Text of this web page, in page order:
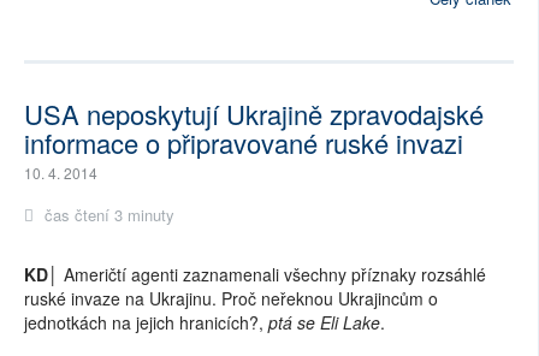
USA neposkytují Ukrajině zpravodajské
informace o připravované ruské invazi
10. 4. 2014
čas čtení 3 minuty
KD│
Američtí agenti zaznamenali všechny příznaky rozsáhlé
ruské invaze na Ukrajinu. Proč neřeknou Ukrajincům o
jednotkách na jejich hranicích?, ptá se Eli Lake.